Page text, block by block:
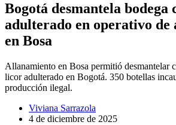
Bogotá desmantela bodega
adulterado en operativo de
en Bosa
Allanamiento en Bosa permitió desmantelar
licor adulterado en Bogotá. 350 botellas
producción ilegal.
Viviana Sarrazola
4 de diciembre de 2025